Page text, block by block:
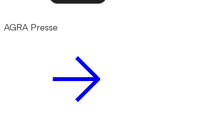
AGRA Presse